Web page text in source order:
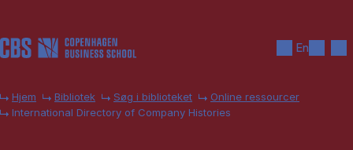
En
Hjem Bibliotek Søg i biblioteket
Online ressourcer
International Directory of Company Histories